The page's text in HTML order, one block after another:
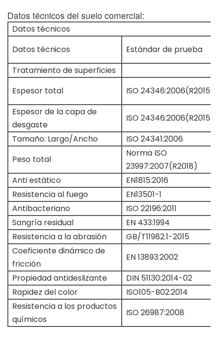
Datos técnicos del suelo comercial:
Datos técnicos
Datos técnicos
Estándar de prueba
Tratamiento de superficies
Espesor total
ISO 24346:2006(R2015)
Espesor de la capa de
desgaste
ISO 24346:2006(R2015)
Tamaño: Largo/Ancho
ISO 24341:2006
Peso total
Norma ISO
23997:2007(R2018)
Anti estático
EN1815:2016
Resistencia al fuego
EN13501-1
Antibacteriano
ISO 22196:2011
Sangría residual
EN 433:1994
Resistencia a la abrasión
GB/T11982.1-2015
Coeficiente dinámico de
fricción
EN 13893:2002
Propiedad antideslizante
DIN 51130:2014-02
Rapidez del color
ISO105-B02:2014
Resistencia a los productos
químicos
ISO 26987:2008